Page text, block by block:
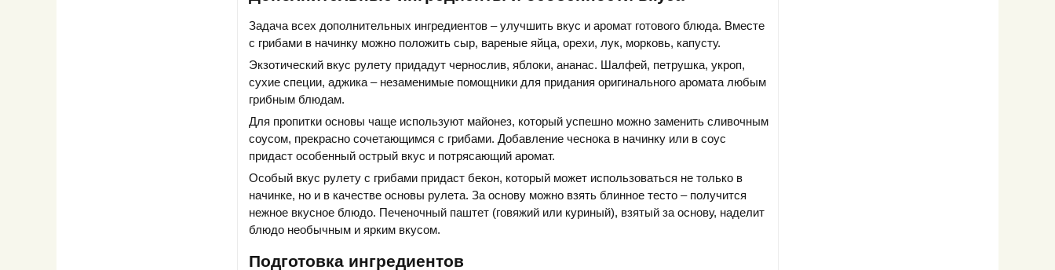
Задача всех дополнительных ингредиентов – улучшить вкус и аромат готового блюда. Вместе
с грибами в начинку можно положить сыр, вареные яйца, орехи, лук, морковь, капусту.
Экзотический вкус рулету придадут чернослив, яблоки, ананас. Шалфей, петрушка, укроп,
сухие специи, аджика – незаменимые помощники для придания оригинального аромата любым
грибным блюдам.
Для пропитки основы чаще используют майонез, который успешно можно заменить сливочным
соусом, прекрасно сочетающимся с грибами. Добавление чеснока в начинку или в соус
придаст особенный острый вкус и потрясающий аромат.
Особый вкус рулету с грибами придаст бекон, который может использоваться не только в
начинке, но и в качестве основы рулета. За основу можно взять блинное тесто – получится
нежное вкусное блюдо. Печеночный паштет (говяжий или куриный), взятый за основу, наделит
блюдо необычным и ярким вкусом.
Подготовка ингредиентов